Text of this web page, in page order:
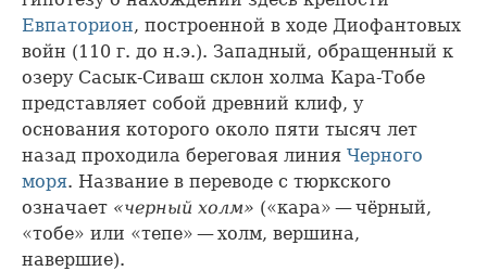
Евпаторион, построенной в ходе Диофантовых
войн (110 г. до н.э.). Западный, обращенный к
озеру Сасык-Сиваш склон холма Кара-Тобе
представляет собой древний клиф, у
основания которого около пяти тысяч лет
назад проходила береговая линия Черного
моря. Название в переводе с тюркского
означает «черный холм» («кара» — чёрный,
«тобе» или «тепе» — холм, вершина,
навершие).